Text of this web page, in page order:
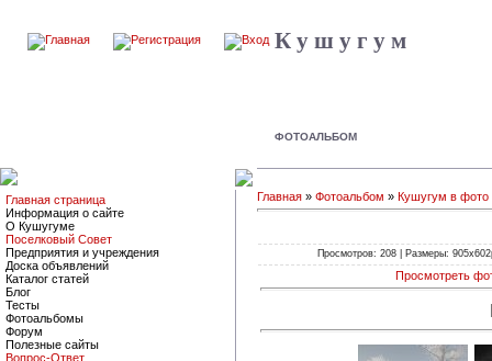
К у ш у г у м
ФОТОАЛЬБОМ
Главная страница
Информация о сайте
О Кушугуме
Поселковый Совет
Предприятия и учреждения
Доска объявлений
Каталог статей
Блог
Тесты
Фотоальбомы
Форум
Полезные сайты
Вопрос-Ответ
Главная » Фотоальбом » Кушугум в фото
Просмотров: 208 | Размеры:
Просмотреть